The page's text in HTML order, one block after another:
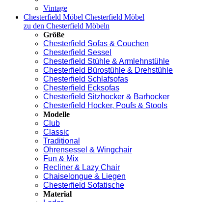
Vintage
Chesterfield Möbel Chesterfield Möbel
zu den Chesterfield Möbeln
Größe
Chesterfield Sofas & Couchen
Chesterfield Sessel
Chesterfield Stühle & Armlehnstühle
Chesterfield Bürostühle & Drehstühle
Chesterfield Schlafsofas
Chesterfield Ecksofas
Chesterfield Sitzhocker & Barhocker
Chesterfield Hocker, Poufs & Stools
Modelle
Club
Classic
Traditional
Ohrensessel & Wingchair
Fun & Mix
Recliner & Lazy Chair
Chaiselongue & Liegen
Chesterfield Sofatische
Material